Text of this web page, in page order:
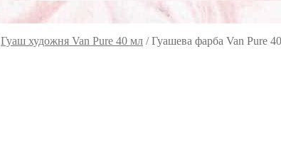
Гуаш художня Van Pure 40 мл /Гуашева фарба Van Pure